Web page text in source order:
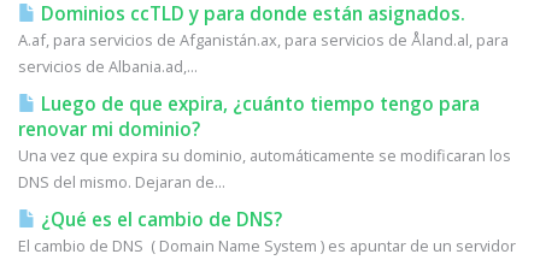
Dominios ccTLD y para donde están asignados.
A.af, para servicios de Afganistán.ax, para servicios de Åland.al, para
servicios de Albania.ad,...
Luego de que expira, ¿cuánto tiempo tengo para
renovar mi dominio?
Una vez que expira su dominio, automáticamente se modificaran los
DNS del mismo. Dejaran de...
¿Qué es el cambio de DNS?
El cambio de DNS ( Domain Name System ) es apuntar de un servidor